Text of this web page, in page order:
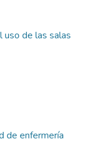
uso de las salas
de enfermería